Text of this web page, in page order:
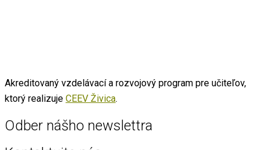
Akreditovaný vzdelávací a rozvojový program pre učiteľov,
ktorý realizuje CEEV Živica.
Odber nášho newslettra